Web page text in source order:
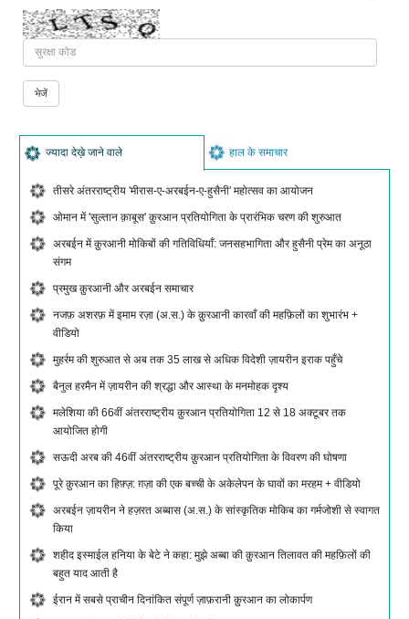
ज्यादा देख़े जाने वाले हाल के समाचार
तीसरे अंतरराष्ट्रीय 'मीरास-ए-अरबईन-ए-हुसैनी' महोत्सव का आयोजन
ओमान में 'सुल्तान क़ाबूस' क़ुरआन प्रतियोगिता के प्रारंभिक चरण की शुरुआत
अरबईन में क़ुरआनी मोकिबों की गतिविधियाँ: जनसहभागिता और हुसैनी प्रेम का अनूठा
संगम
प्रमुख क़ुरआनी और अरबईन समाचार
नजफ़ अशरफ़ में इमाम रज़ा (अ.स.) के क़ुरआनी कारवाँ की महफ़िलों का शुभारंभ +
वीडियो
मुहर्रम की शुरुआत से अब तक 35 लाख से अधिक विदेशी ज़ायरीन इराक पहुँचे
बैनुल हरमैन में ज़ायरीन की श्रद्धा और आस्था के मनमोहक दृश्य
मलेशिया की 66वीं अंतरराष्ट्रीय क़ुरआन प्रतियोगिता 12 से 18 अक्टूबर तक
आयोजित होगी
सऊदी अरब की 46वीं अंतरराष्ट्रीय क़ुरआन प्रतियोगिता के विवरण की घोषणा
पूरे क़ुरआन का हिफ़्ज़: ग़ज़ा की एक बच्ची के अकेलेपन के घावों का मरहम + वीडियो
अरबईन ज़ायरीन ने हज़रत अब्बास (अ.स.) के सांस्कृतिक मोकिब का गर्मजोशी से स्वागत
किया
शहीद इस्माईल हनिया के बेटे ने कहा: मुझे अब्बा की क़ुरआन तिलावत की महफ़िलों की
बहुत याद आती है
ईरान में सबसे प्राचीन दिनांकित संपूर्ण ज़ाफ़रानी क़ुरआन का लोकार्पण